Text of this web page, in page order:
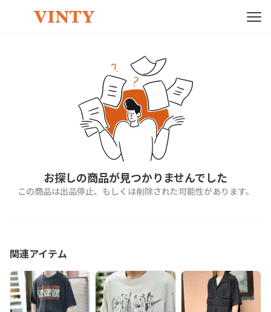
お探しの商品が見つかりませんでした
この商品は出品停止、もしくは削除された可能性があります。
関連アイテム